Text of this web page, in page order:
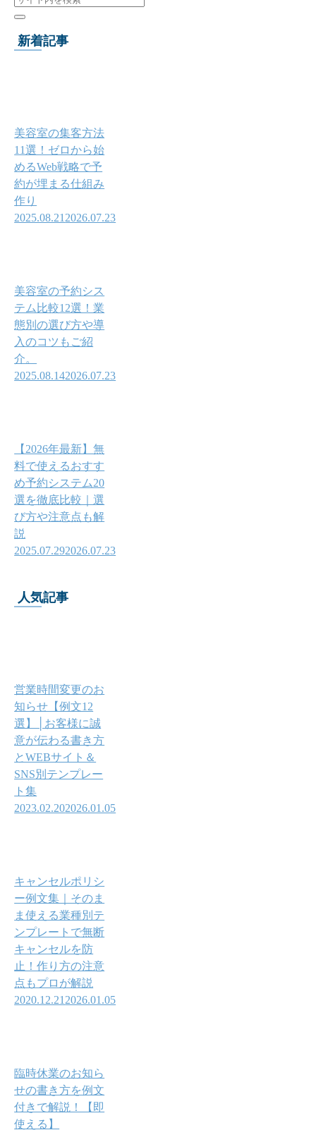
新着記事
美容室の集客方法
11選！ゼロから始
めるWeb戦略で予
約が埋まる仕組み
作り
2025.08.21 2026.07.23
美容室の予約シス
テム比較12選！業
態別の選び方や導
入のコツもご紹
介。
2025.08.142026.07.23
【2026年最新】無
料で使えるおすす
め予約システム20
選を徹底比較｜選
び方や注意点も解
説
2025.07.292026.07.23
人気記事
営業時間変更のお
知らせ【例文12
選】│お客様に誠
意が伝わる書き方
とWEBサイト＆
SNS別テンプレー
ト集
2023.02.202026.01.05
キャンセルポリシ
ー例文集｜そのま
ま使える業種別テ
ンプレートで無断
キャンセルを防
止！作り方の注意
点もプロが解説
2020.12.21 2026.01.05
臨時休業のお知ら
せの書き方を例文
付きで解説！【即
使える】